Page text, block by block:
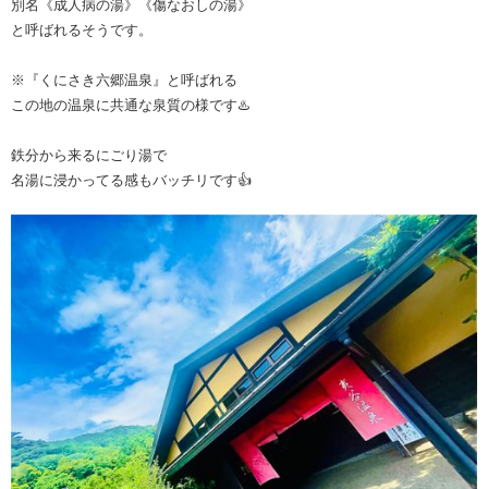
別名《成人病の湯》《傷なおしの湯》
と呼ばれるそうです。
※『くにさき六郷温泉』と呼ばれる
この地の温泉に共通な泉質の様です♨️
鉄分から来るにごり湯で
名湯に浸かってる感もバッチリです👍